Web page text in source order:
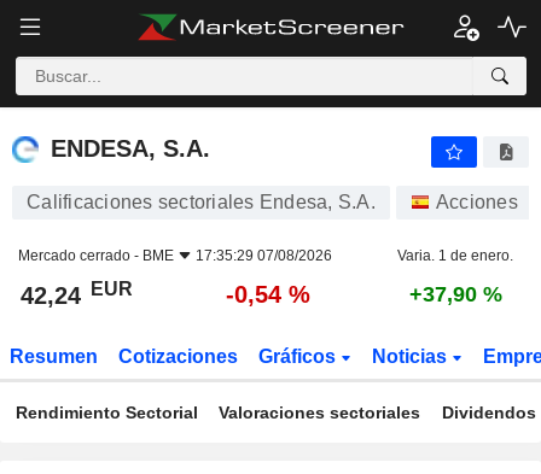
ENDESA, S.A.
ENDESA, S.A.
Calificaciones sectoriales Endesa, S.A. Acciones
Mercado cerrado - BME 17:35:29 07/08/2026 Varia. 1 de enero.
42,24 EUR -0,54 % +37,90 %
Resumen Cotizaciones Gráficos Noticias
Rendimiento Sectorial Valoraciones sectoriales